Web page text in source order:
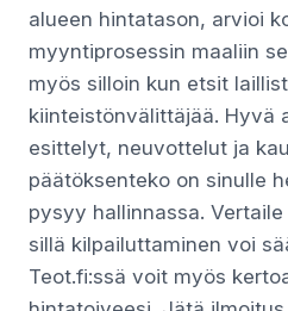
alueen hintatason, arvioi
myyntiprosessin maaliin
myös silloin kun etsit
kiinteistönvälittäjää. Hyvä
esittelyt, neuvottelut ja
päätöksenteko on sinulle
pysyy hallinnassa.
sillä kilpailuttaminen voi
Teot.fi:ssä voit myös